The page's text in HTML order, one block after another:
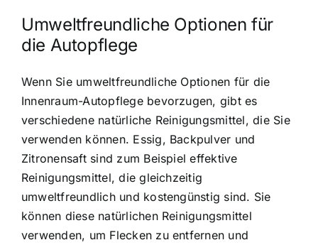
Umweltfreundliche Optionen für
die Autopflege
Wenn Sie umweltfreundliche Optionen für die
Innenraum-Autopflege bevorzugen, gibt es
verschiedene natürliche Reinigungsmittel, die Sie
verwenden können. Essig, Backpulver und
Zitronensaft sind zum Beispiel effektive
Reinigungsmittel, die gleichzeitig
umweltfreundlich und kostengünstig sind. Sie
können diese natürlichen Reinigungsmittel
verwenden, um Flecken zu entfernen und